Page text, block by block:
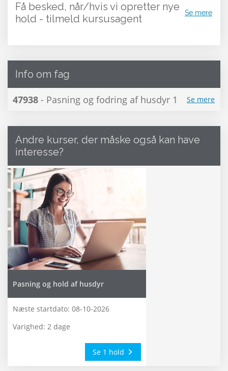
Få besked, når/hvis vi opretter nye
hold - tilmeld kursusagent
Se mere
Info om fag
47938 - Pasning og fodring af husdyr 1 Se mere
Andre kurser, der måske også kan have
interesse?
Pasning og hold af husdyr
Næste startdato: 08-10-2026
Varighed: 2 dage
Se 1 hold